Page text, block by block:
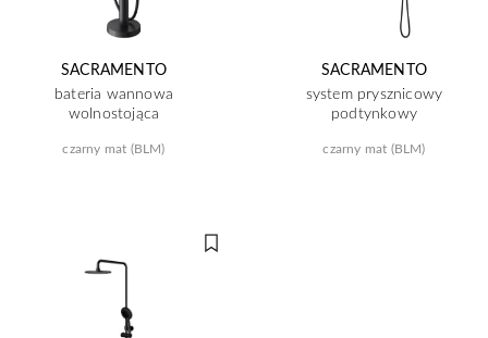
SACRAMENTO
bateria wannowa
wolnostojąca
czarny mat (BLM)
SACRAMENTO
system prysznicowy
podtynkowy
czarny mat (BLM)